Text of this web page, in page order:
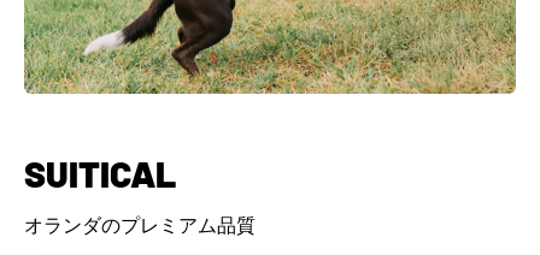
SUITICAL
オランダのプレミアム品質